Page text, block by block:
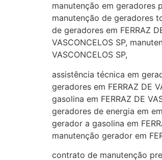
manutenção em geradores
manutenção de geradores
de geradores em FERRAZ
VASCONCELOS SP,
VASCONCELOS SP,
assistência técnica em
geradores em FERRAZ DE
gasolina em FERRAZ DE
geradores de energia em
gerador a gasolina em
manutenção gerador em
contrato de manutenção